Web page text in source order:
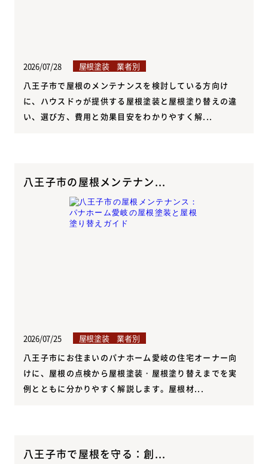
2026/07/28
屋根塗装 業者別
八王子市で屋根のメンテナンスを検討している方向け
に、ハウスドゥが提供する屋根塗装と屋根塗り替えの違
い、選び方、費用と効果目安をわかりやすく解...
八王子市の屋根メンテナン...
2026/07/25
屋根塗装 業者別
八王子市にお住まいのパナホーム愛岐の住宅オーナー向
けに、屋根の点検から屋根塗装・屋根塗り替えまでを実
例とともに分かりやすく解説します。屋根材...
八王子市で屋根を守る：創...